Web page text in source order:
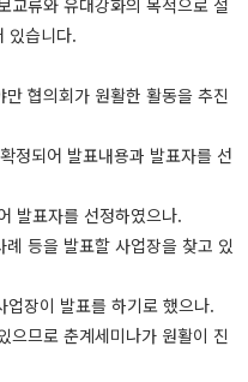
교류와 유대강화의 목적으로 설
있습니다.
협의회가 원활한 활동을 추진
정되어 발표내용과 발표자를 선
발표자를 선정하였으나.
등을 발표할 사업장을 찾고 있
장이 발표를 하기로 했으나.
으므로 춘계세미나가 원활이 진